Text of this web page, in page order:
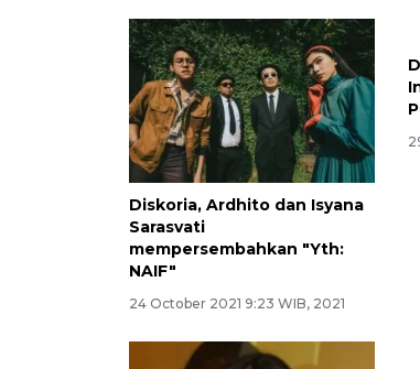
Diskoria, Ardhito dan Isyana
Sarasvati
mempersembahkan "Yth:
NAIF"
24 October 2021 9:23 WIB, 2021